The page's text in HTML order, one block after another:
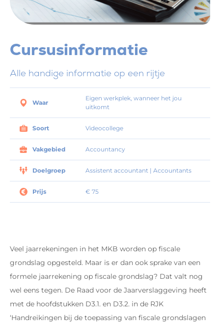
Cursusinformatie
Alle handige informatie op een rijtje
Waar
Eigen werkplek, wanneer het jou
uitkomt
Soort Videocollege
Vakgebied Accountancy
Doelgroep Assistent accountant | Accountants
Prijs € 75
Veel jaarrekeningen in het MKB worden op fiscale
grondslag opgesteld. Maar is er dan ook sprake van een
formele jaarrekening op fiscale grondslag? Dat valt nog
wel eens tegen. De Raad voor de Jaarverslaggeving heeft
met de hoofdstukken D3.1. en D3.2. in de RJK
‘Handreikingen bij de toepassing van fiscale grondslagen